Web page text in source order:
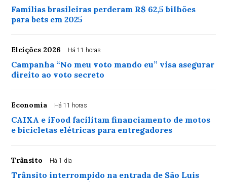
Famílias brasileiras perderam R$ 62,5 bilhões
para bets em 2025
Eleições 2026 Há 11 horas
Campanha “No meu voto mando eu” visa asegurar
direito ao voto secreto
Economia Há 11 horas
CAIXA e iFood facilitam financiamento de motos
e bicicletas elétricas para entregadores
Trânsito Há 1 dia
Trânsito interrompido na entrada de São Luís